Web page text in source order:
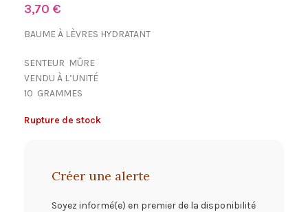
3,70 €
BAUME À LÈVRES HYDRATANT
SENTEUR MÛRE
VENDU À L’UNITÉ
10 GRAMMES
Rupture de stock
Créer une alerte
Soyez informé(e) en premier de la disponibilité